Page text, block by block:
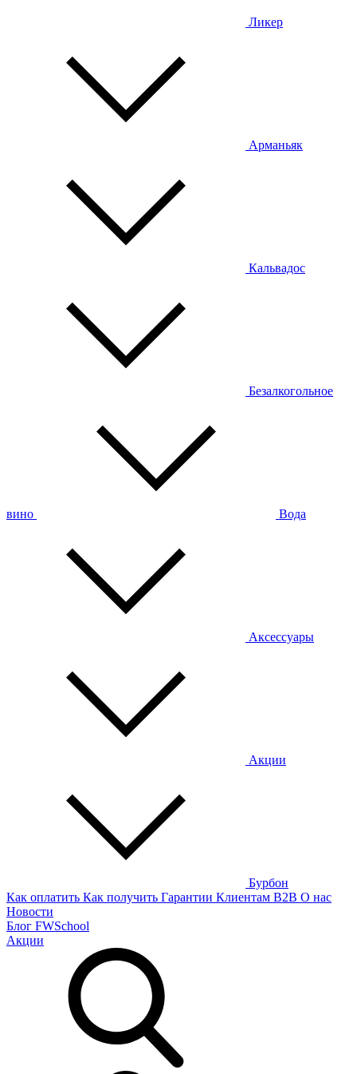
Ликер
Арманьяк
Кальвадос
Безалкогольное
вино Вода
Аксессуары
Акции
Бурбон
Как оплатить Как получить Гарантии Клиентам B2B О нас
Новости
Блог FWSchool
Акции